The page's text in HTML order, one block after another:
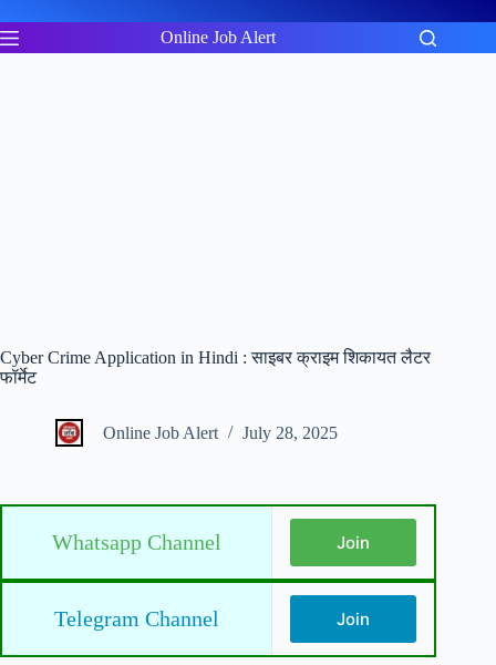
to
content
Online Job Alert
Cyber Crime Application in Hindi : साइबर क्राइम शिकायत लैटर
फॉर्मेट
Online Job Alert July 28, 2025
Whatsapp Channel Join
Telegram Channel Join